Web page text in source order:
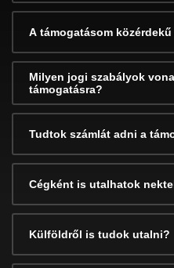
A támogatásom
Milyen jogi szabályok
támogatásra?
Tudtok számlát adni a
Cégként is utalhatok
Külföldről is tudok utalni?